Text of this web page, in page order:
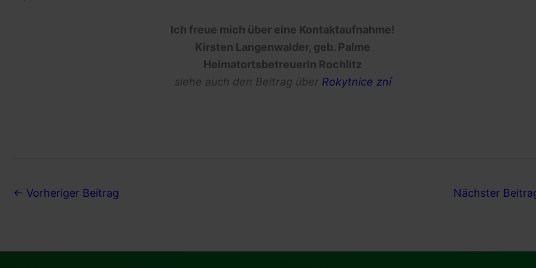
Ich freue mich über eine Kontaktaufnahme!
Kirsten Langenwalder, geb. Palme
Heimatortsbetreuerin Rochlitz
siehe auch den Beitrag über Rokytnice zní
← Vorheriger Beitrag Nächster